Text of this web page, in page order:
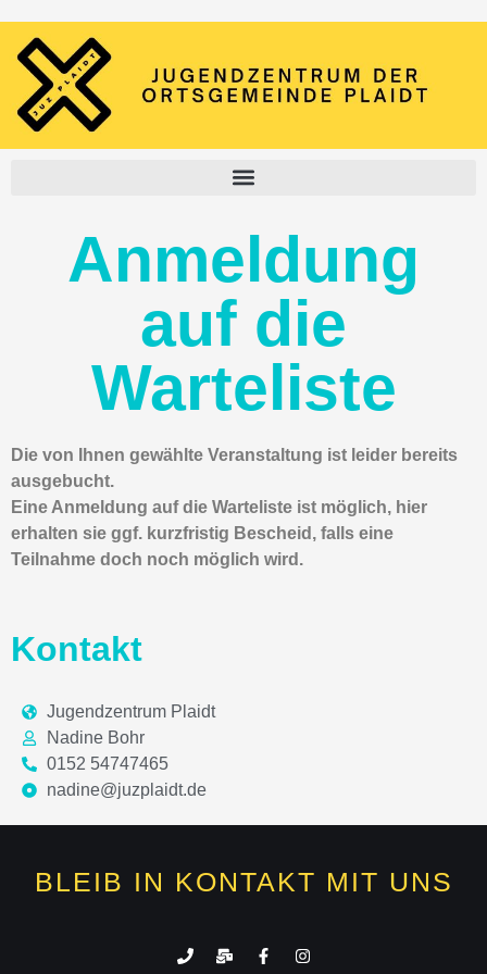
Anmeldung
auf die
Warteliste
Die von Ihnen gewählte Veranstaltung ist leider bereits
ausgebucht.
Eine Anmeldung auf die Warteliste ist möglich, hier
erhalten sie ggf. kurzfristig Bescheid, falls eine
Teilnahme doch noch möglich wird.
Kontakt
Jugendzentrum Plaidt
Nadine Bohr
0152 54747465
nadine@juzplaidt.de
BLEIB IN KONTAKT MIT UNS